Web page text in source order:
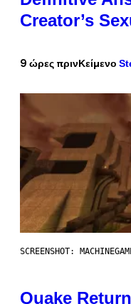
Creator’s
9 ώρες πριν Κείμενο
SCREENSHOT:
Quake